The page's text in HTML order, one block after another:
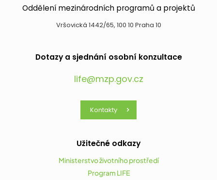
Oddělení mezinárodních programů a projektů
Vršovická 1442/65, 100 10 Praha 10
Dotazy a sjednání osobní konzultace
life@mzp.gov.cz
Kontakty
Užitečné odkazy
Ministerstvo životního prostředí
Program LIFE